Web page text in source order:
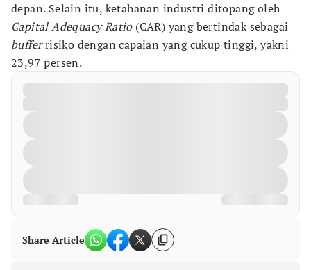
depan. Selain itu, ketahanan industri ditopang oleh
Capital Adequacy Ratio(CAR) yang bertindak sebagai
bufferrisiko dengan capaian yang cukup tinggi, yakni
23,97 persen.
Share Article